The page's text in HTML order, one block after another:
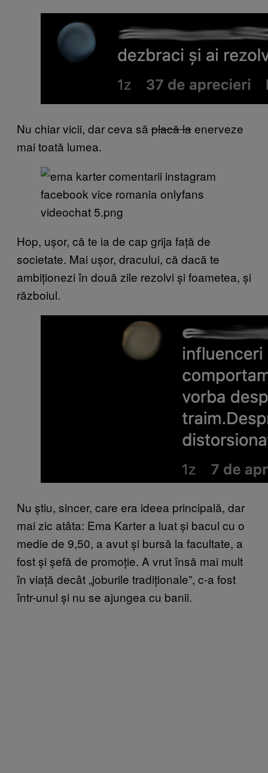
Nu chiar vicii, dar ceva să placă laenerveze
mai toată lumea.
Hop, ușor, că te ia de cap grija față de
societate. Mai ușor, dracului, că dacă te
ambiționezi în două zile rezolvi și foametea, și
războiul.
Nu știu, sincer, care era ideea principală, dar
mai zic atâta: Ema Karter a luat și bacul cu o
medie de 9,50, a avut și bursă la facultate, a
fost și șefă de promoție. A vrut însă mai mult
în viață decât „joburile tradiționale”, c-a fost
într-unul și nu se ajungea cu banii.